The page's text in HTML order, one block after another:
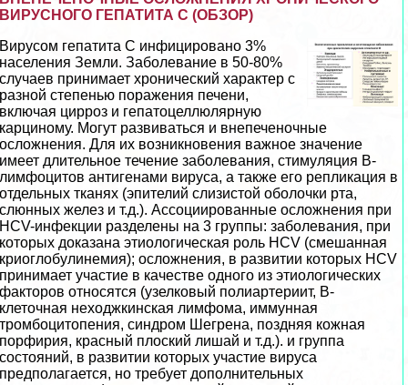
ВИРУСНОГО ГЕПАТИТА С (ОБЗОР)
Вирусом гепатита С инфицировано 3%
населения Земли. Заболевание в 50-80%
случаев принимает хронический хаpaктер с
разной степенью поражения печени,
включая цирроз и гепатоцеллюлярную
карциному. Могут развиваться и внепеченочные
осложнения. Для их возникновения важное значение
имеет длительное течение заболевания, стимуляция В-
лимфоцитов антигенами вируса, а также его репликация в
отдельных тканях (эпителий слизистой оболочки рта,
слюнных желез и т.д.). Ассоциированные осложнения при
HCV-инфекции разделены на 3 группы: заболевания, при
которых доказана этиологическая роль HCV (смешанная
криоглобулинемия); oсложнения, в развитии которых HCV
принимает участие в качестве одного из этиологических
факторов относятся (узелковый полиартериит, В-
клеточная неходжкинская лимфома, иммунная
тромбоцитопения, синдром Шегрена, поздняя кожная
порфирия, красный плоский лишай и т.д.). и группа
состояний, в развитии которых участие вируса
предполагается, но требует дополнительных